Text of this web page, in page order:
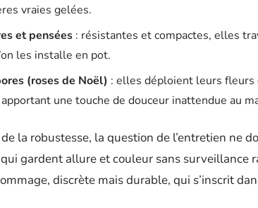
vraies gelées.
et pensées : résistantes et compactes, elles
les installe en pot.
(roses de Noël) : elles déploient leurs
une touche de douceur inattendue au
la robustesse, la question de l’entretien ne
gardent allure et couleur sans surveillance
discrète mais durable, qui s’inscrit